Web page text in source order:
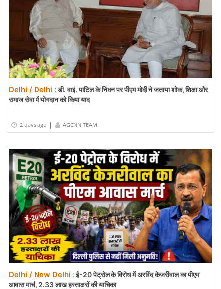
Delhi / Delhi :डी. वाई. पाटिल के निधन पर पीएम मोदी ने जताया शोक, शिक्षा और
समाज सेवा में योगदान को किया याद
2 days ago | AGCNN TEAM
Delhi / New Delhi :ई-20 पेट्रोल के विरोध में अरविंद केजरीवाल का पीएम
आवास मार्च, 2.33 लाख हस्ताक्षरों की याचिका